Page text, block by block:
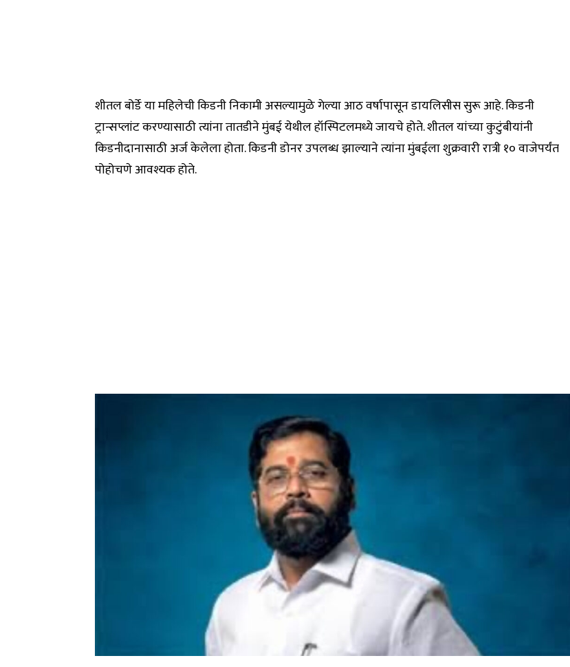
शीतल बोर्डे या महिलेची किडनी निकामी असल्यामुळे गेल्या आठ वर्षापासून डायलिसीस सुरू आहे. किडनी
ट्रान्सप्लांट करण्यासाठी त्यांना तातडीने मुंबई येथील हॉस्पिटलमध्ये जायचे होते. शीतल यांच्या कुटुंबीयांनी
किडनीदानासाठी अर्ज केलेला होता. किडनी डोनर उपलब्ध झाल्याने त्यांना मुंबईला शुक्रवारी रात्री १० वाजेपर्यंत
पोहोचणे आवश्यक होते.